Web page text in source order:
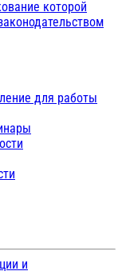
которой
для работы
и